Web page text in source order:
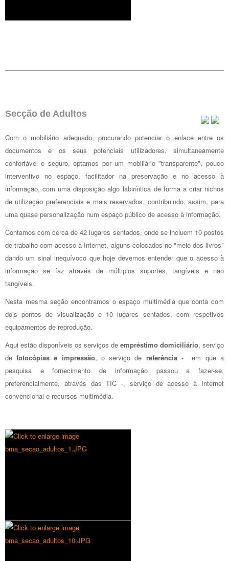
Secção de Adultos
Com o mobiliário adequado, procurando potenciar o enlace entre os
documentos e os seus potenciais utilizadores, simultaneamente
confortável e seguro, optamos por um mobiliário "transparente", pouco
interventivo no espaço, facilitador na preservação e no acesso à
informação, com uma disposição algo labiríntica de forma a criar nichos
de utilização preferenciais e mais reservados, contribuindo, assim, para
uma quase personalização num espaço público de acesso à informação.
Contamos com cerca de 42 lugares sentados, onde se incluem 10 postos
de trabalho com acesso à Internet, alguns colocados no "meio dos livros"
dando um sinal inequívoco que hoje devemos entender que o acesso à
informação se faz através de múltiplos suportes, tangíveis e não
tangíveis.
Nesta mesma seção encontramos o espaço multimédia que conta com
dois pontos de visualização e 10 lugares sentados, com respetivos
equipamentos de reprodução.
Aqui estão disponíveis os serviços de empréstimo domiciliário, serviço
defotocópias e impressão, o serviço de referência- em que a
pesquisa e fornecimento de informação passou a fazer-se,
preferencialmente, através das TIC -, serviço de acesso à Internet
convencional e recursos multimédia.